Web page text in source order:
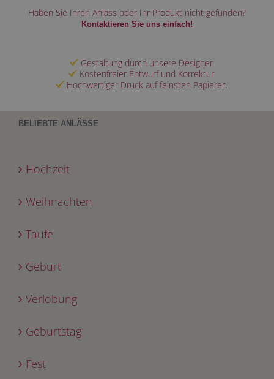
Haben Sie Ihren Anlass oder Ihr Produkt nicht gefunden?
Kontaktieren Sie uns einfach!
Gestaltung durch unsere Designer
Kostenfreier Entwurf und Korrektur
Hochwertiger Druck auf feinsten Papieren
BELIEBTE ANLÄSSE
Hochzeit
Weihnachten
Taufe
Geburt
Verlobung
Geburtstag
Fest